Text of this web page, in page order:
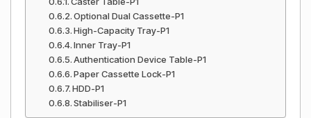
Optional Dual Cassette-P1
High-Capacity Tray-P1
Inner Tray-P1
Authentication Device Table-P1
Paper Cassette Lock-P1
HDD-P1
Stabiliser-P1